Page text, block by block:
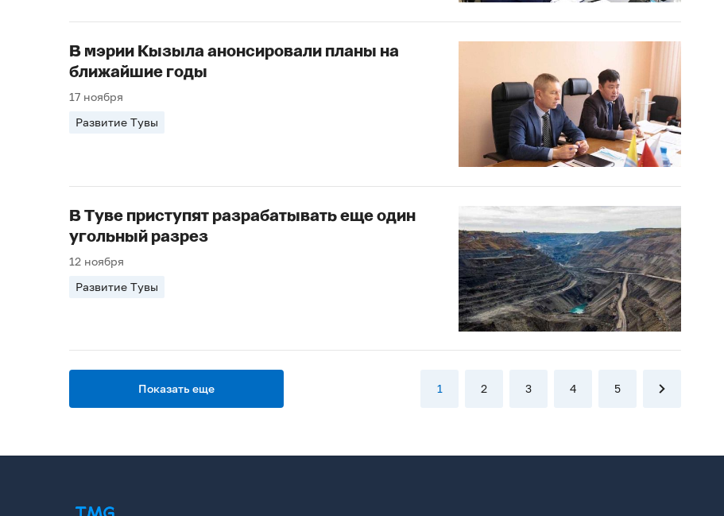
В мэрии Кызыла анонсировали планы на
ближайшие годы
17 ноября
Развитие Тувы
В Туве приступят разрабатывать еще один
угольный разрез
12 ноября
Развитие Тувы
Показать еще 1 2 3 4 5